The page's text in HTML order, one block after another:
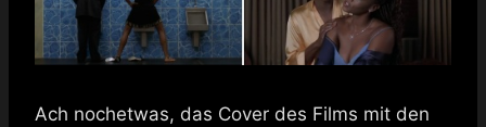
Ach nochetwas, das Cover des Films mit den